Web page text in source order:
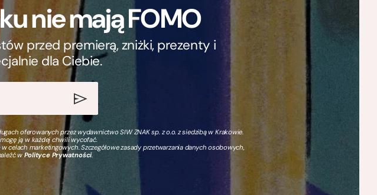
nie mają FOMO
przed premierą, zniżki, prezenty i
dla Ciebie.
oferowanych przez wydawnictwo SIW ZNAK sp. z o.o. z siedzibą w Krakowie.
ją w każdej chwili wycofać.
celach marketingowych. Szczegółowe zasady przetwarzania danych osobowych,
wPolityce Prywatności.